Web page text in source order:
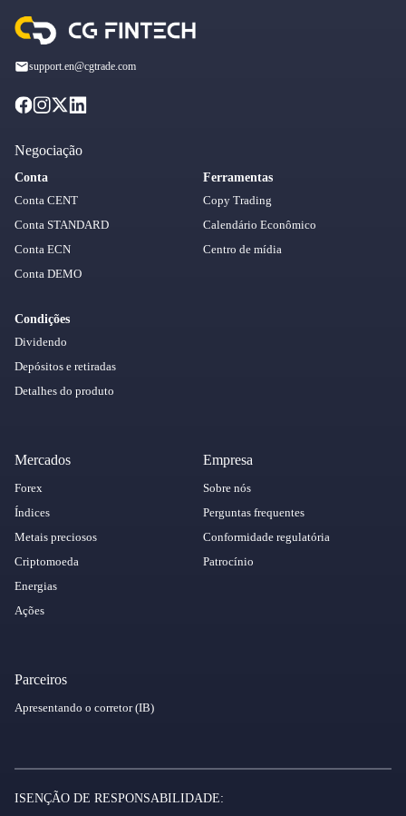
support.en@cgtrade.com
Negociação
Conta
Conta CENT
Conta STANDARD
Conta ECN
Conta DEMO
Condições
Dividendo
Depósitos e retiradas
Detalhes do produto
Ferramentas
Copy Trading
Calendário Econômico
Centro de mídia
Mercados
Forex
Índices
Metais preciosos
Criptomoeda
Energias
Ações
Empresa
Sobre nós
Perguntas frequentes
Conformidade regulatória
Patrocínio
Parceiros
Apresentando o corretor (IB)
ISENÇÃO DE RESPONSABILIDADE: